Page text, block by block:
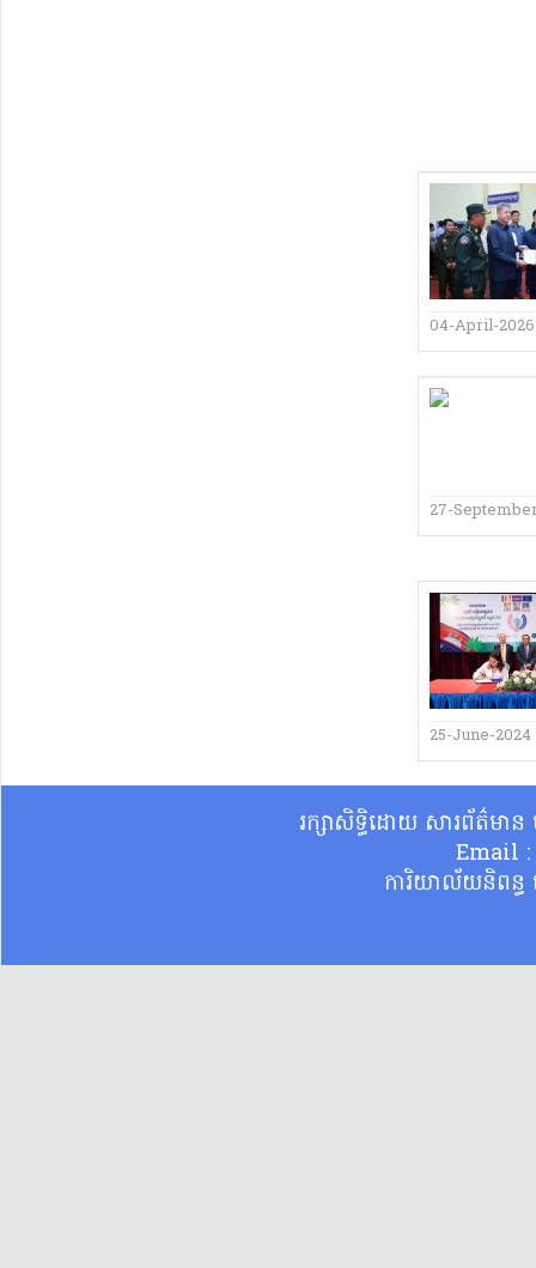
04-April-2026
27-
25-June-2024
រក្សាសិទ្ធិដោយ សារព័ត៌មា
Email
ការិយាល័យនិពន្ធ